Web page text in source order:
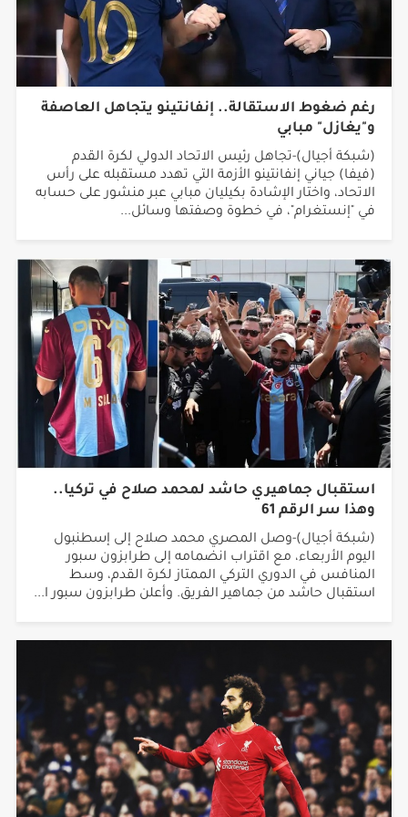
رغم ضغوط الاستقالة.. إنفانتينو يتجاهل العاصفة
و"يغازل" مبابي
(شبكة أجيال)-تجاهل رئيس الاتحاد الدولي لكرة القدم
(فيفا) جياني إنفانتينو الأزمة التي تهدد مستقبله على رأس
الاتحاد، واختار الإشادة بكيليان مبابي عبر منشور على حسابه
في "إنستغرام"، في خطوة وصفتها وسائل...
استقبال جماهيري حاشد لمحمد صلاح في تركيا..
وهذا سر الرقم 61
(شبكة أجيال)-وصل المصري محمد صلاح إلى إسطنبول
اليوم الأربعاء، مع اقتراب انضمامه إلى طرابزون سبور
المنافس في الدوري التركي الممتاز لكرة القدم، وسط
استقبال حاشد من جماهير الفريق. وأعلن طرابزون سبور ا...